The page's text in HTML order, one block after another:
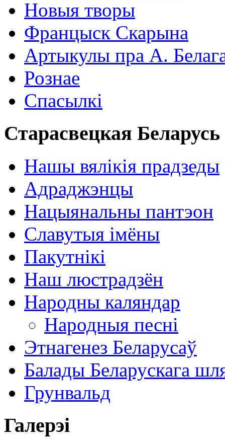
Новыя творы
Францыск Скарына
Артыкулы пра А.
Рознае
Спасылкі
Старасвецкая Беларусь
Нашы вялікія прадзеды
Адраджэнцы
Нацыянальны пантэон
Славутыя імёны
Пакутнікі
Наш люстрадзён
Народны каляндар
Народныя песні
Этнагенез Беларусаў
Балады Беларускага
Грунвальд
Галерэі